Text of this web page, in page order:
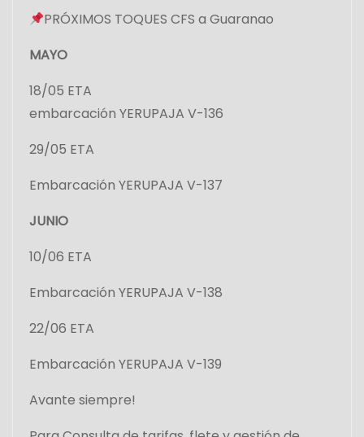
PRÓXIMOS TOQUES CFS a Guaranao
MAYO
18/05 ETA
embarcación YERUPAJA V-136
29/05 ETA
Embarcación YERUPAJA V-137
JUNIO
10/06 ETA
Embarcación YERUPAJA V-138
22/06 ETA
Embarcación YERUPAJA V-139
Avante siempre!